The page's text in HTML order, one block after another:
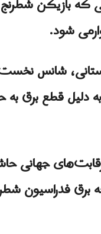
بازیکن شطرنج
شود.
شانس
دلیل قطع برق
جهانی
فدراسیون